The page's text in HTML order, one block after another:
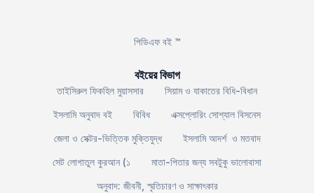
পিডিএফ বই ™
বইয়ের বিভাগ
তাইসিরুল ফিকহিল মুয়াসসার
সিয়াম ও যাকাতের বিধি-বিধান
ইসলামি অনুবাদ বই
বিবিধ
এক্সপ্লোরিং সোশ্যাল বিসনেস
জেলা ও সেক্টর-ভিত্তিক মুক্তিযুদ্ধ
ইসলামি আদর্শ ও মতবাদ
সেট লোগাতুল কুরআন (১
মাতা-পিতার জন্য সবটুকু ভালোবাসা
অনুবাদ: জীবনী, স্মৃতিচারণ ও সাক্ষাৎকার